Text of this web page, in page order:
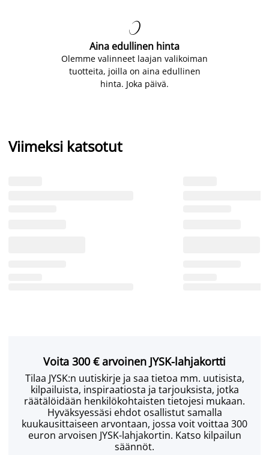

Aina edullinen hinta
Olemme valinneet laajan valikoiman
tuotteita, joilla on aina edullinen
hinta. Joka päivä.
Viimeksi katsotut
Voita 300 € arvoinen JYSK-lahjakortti
Tilaa JYSK:n uutiskirje ja saa tietoa mm. uutisista,
kilpailuista, inspiraatiosta ja tarjouksista, jotka
räätälöidään henkilökohtaisten tietojesi mukaan.
Hyväksyessäsi ehdot osallistut samalla
kuukausittaiseen arvontaan, jossa voit voittaa 300
euron arvoisen JYSK-lahjakortin. Katso kilpailun
säännöt.